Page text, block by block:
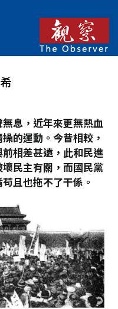
息，近年來更無熱血
的運動。今昔相較，
相差甚遠，此和民進
民主有關，而國民黨
且也拖不了干係。